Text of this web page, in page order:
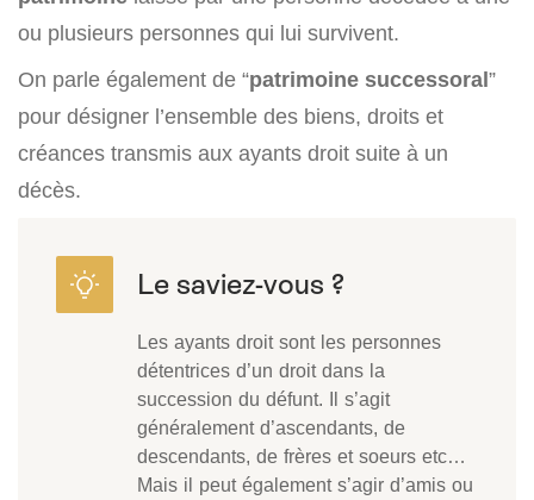
ou plusieurs personnes qui lui survivent.
On parle également de “patrimoine successoral”
pour désigner l’ensemble des biens, droits et
créances transmis aux ayants droit suite à un
décès.
Les ayants droit sont les personnes
détentrices d’un droit dans la
succession du défunt. Il s’agit
généralement d’ascendants, de
descendants, de frères et soeurs etc…
Mais il peut également s’agir d’amis ou